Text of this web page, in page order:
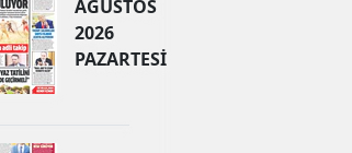
AĞUSTOS
2026
PAZARTESİ